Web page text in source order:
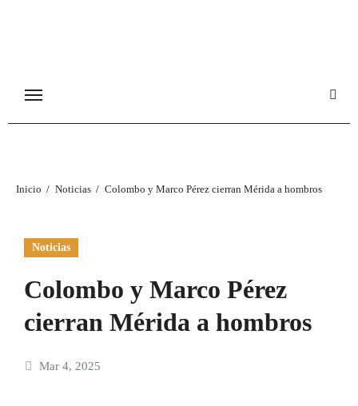
Inicio Noticias Colombo y Marco Pérez cierran Mérida a hombros
Noticias
Colombo y Marco Pérez
cierran Mérida a hombros
Mar 4, 2025